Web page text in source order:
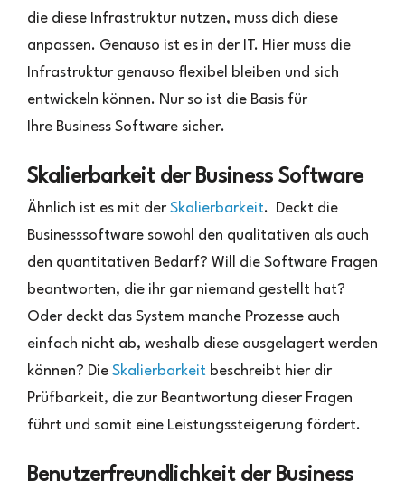
die diese Infrastruktur nutzen, muss dich diese
anpassen. Genauso ist es in der IT. Hier muss die
Infrastruktur genauso flexibel bleiben und sich
entwickeln können. Nur so ist die Basis für
Ihre Business Software sicher.
Skalierbarkeit der Business Software
Ähnlich ist es mit der Skalierbarkeit. Deckt die
Businesssoftware sowohl den qualitativen als auch
den quantitativen Bedarf? Will die Software Fragen
beantworten, die ihr gar niemand gestellt hat?
Oder deckt das System manche Prozesse auch
einfach nicht ab, weshalb diese ausgelagert werden
können? Die Skalierbarkeit beschreibt hier dir
Prüfbarkeit, die zur Beantwortung dieser Fragen
führt und somit eine Leistungssteigerung fördert.
Benutzerfreundlichkeit der Business